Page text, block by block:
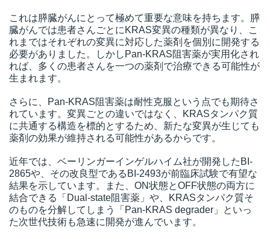
これは膵臓がんにとって極めて重要な意味を持ちます。膵
臓がんでは患者さんごとにKRAS変異の種類が異なり、こ
れまではそれぞれの変異に対応した薬剤を個別に開発する
必要がありました。しかしPan-KRAS阻害薬が実用化され
れば、多くの患者さんを一つの薬剤で治療できる可能性が
生まれます。
さらに、Pan-KRAS阻害薬は耐性克服という点でも期待さ
れています。変異ごとの違いではなく、KRASタンパク質
に共通する構造を標的とするため、新たな変異が生じても
薬剤の効果が維持される可能性があるからです。
近年では、ベーリンガーインゲルハイム社が開発したBI-
2865や、その改良型であるBI-2493が前臨床試験で有望な
結果を示しています。また、ON状態とOFF状態の両方に
結合できる「Dual-state阻害薬」や、KRASタンパク質そ
のものを分解してしまう「Pan-KRAS degrader」といっ
た次世代技術も急速に開発が進んでいます。